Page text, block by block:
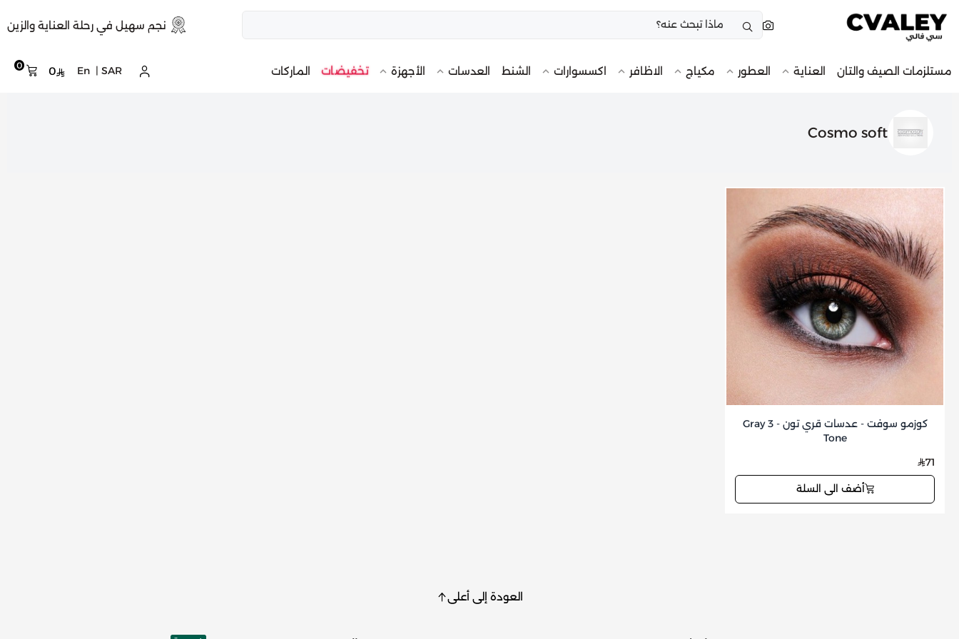
نجم سهيل في رحلة العناية والزين
مستلزمات الصيف والتان العناية العطور مكياج الاظافر اكسسوارات الشنط العدسات الأجهزة تخفيضات الماركات 0 0 En SAR
Cosmo soft
كوزمو سوفت - عدسات قري تون - Gray 3
Tone
71
أضف الى السلة
العودة إلى أعلى